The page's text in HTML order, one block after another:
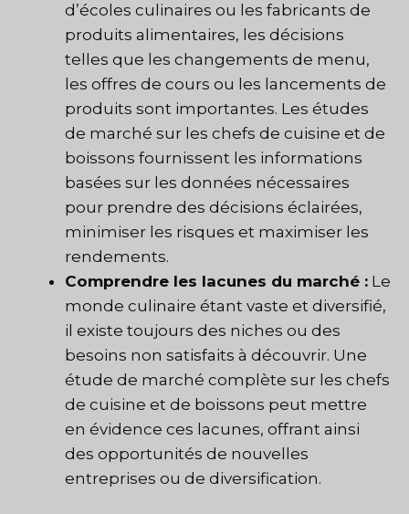
d’écoles culinaires ou les fabricants de
produits alimentaires, les décisions
telles que les changements de menu,
les offres de cours ou les lancements de
produits sont importantes. Les études
de marché sur les chefs de cuisine et de
boissons fournissent les informations
basées sur les données nécessaires
pour prendre des décisions éclairées,
minimiser les risques et maximiser les
rendements.
Comprendre les lacunes du marché : Le
monde culinaire étant vaste et diversifié,
il existe toujours des niches ou des
besoins non satisfaits à découvrir. Une
étude de marché complète sur les chefs
de cuisine et de boissons peut mettre
en évidence ces lacunes, offrant ainsi
des opportunités de nouvelles
entreprises ou de diversification.